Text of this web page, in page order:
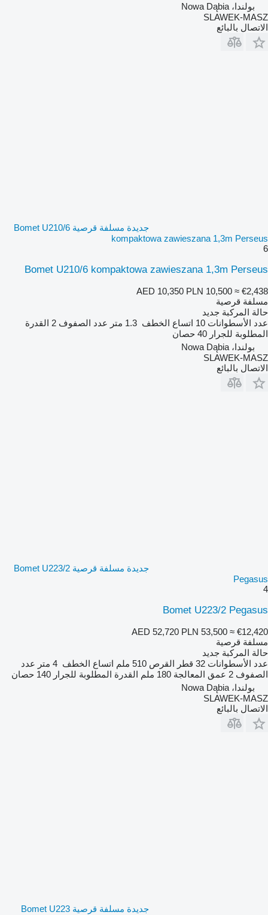
بولندا، Nowa Dąbia
SLAWEK-MASZ
الاتصال بالبائع
جديدة مسلفة قرصية Bomet U210/6
kompaktowa zawieszana 1,3m Perseus
6
Bomet U210/6 kompaktowa zawieszana 1,3m Perseus
AED 10,350 PLN 10,500 ≈ €2,438
مسلفة قرصية
حالة المركبة جديد
عدد الأسطوانات 10 اتساع الخطف 1.3 متر عدد الصفوف 2 القدرة
المطلوبة للجرار 40 حصان
بولندا، Nowa Dąbia
SLAWEK-MASZ
الاتصال بالبائع
جديدة مسلفة قرصية Bomet U223/2
Pegasus
4
Bomet U223/2 Pegasus
AED 52,720 PLN 53,500 ≈ €12,420
مسلفة قرصية
حالة المركبة جديد
عدد الأسطوانات 32 قطر القرص 510 ملم اتساع الخطف 4 متر
عدد
الصفوف 2 عمق المعالجة 180 ملم القدرة المطلوبة للجرار 140 حصان
بولندا، Nowa Dąbia
SLAWEK-MASZ
الاتصال بالبائع
جديدة مسلفة قرصية Bomet U223